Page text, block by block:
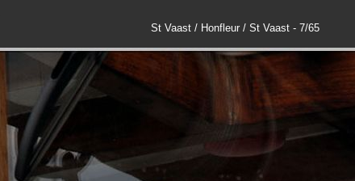
St Vaast / Honfleur / St Vaast - 7/65